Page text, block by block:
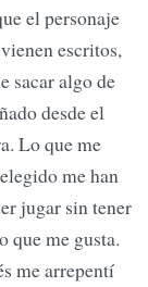
el personaje
escritos,
sacar algo de
desde el
Lo que me
me han
jugar sin tener
que me gusta.
me arrepentí